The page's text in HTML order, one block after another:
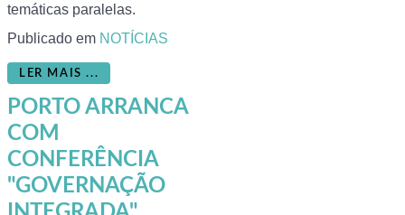
temáticas paralelas.
Publicado em NOTÍCIAS
LER MAIS ...
PORTO ARRANCA
COM
CONFERÊNCIA
"GOVERNAÇÃO